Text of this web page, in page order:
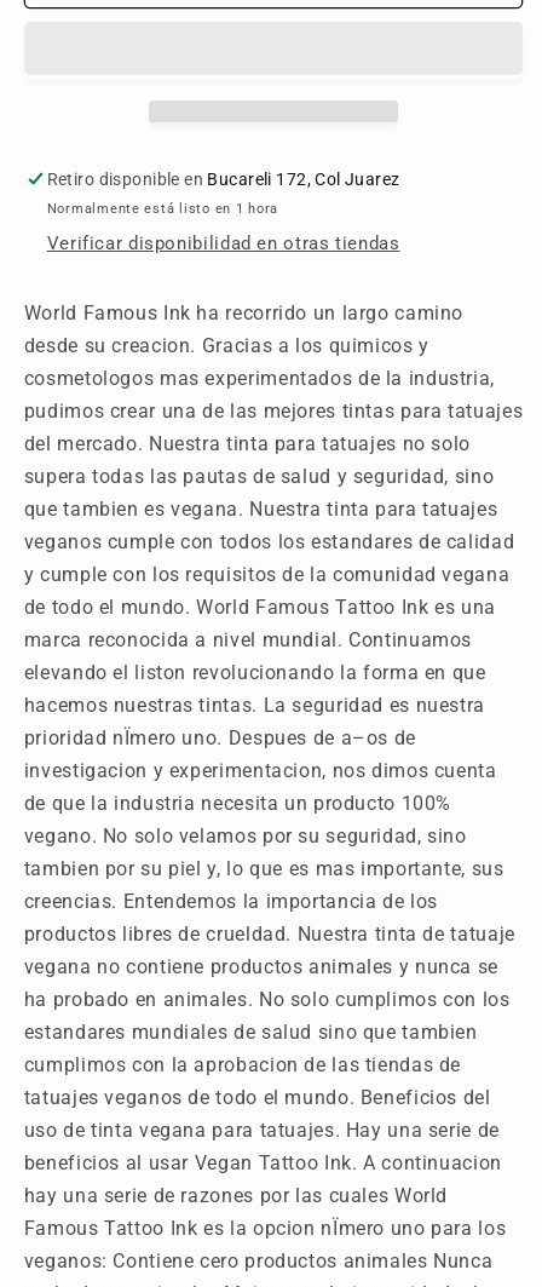
Retiro disponible en Bucareli 172, Col Juarez
Normalmente está listo en 1 hora
Verificar disponibilidad en otras tiendas
World Famous Ink ha recorrido un largo camino
desde su creacion. Gracias a los quimicos y
cosmetologos mas experimentados de la industria,
pudimos crear una de las mejores tintas para tatuajes
del mercado. Nuestra tinta para tatuajes no solo
supera todas las pautas de salud y seguridad, sino
que tambien es vegana. Nuestra tinta para tatuajes
veganos cumple con todos los estandares de calidad
y cumple con los requisitos de la comunidad vegana
de todo el mundo. World Famous Tattoo Ink es una
marca reconocida a nivel mundial. Continuamos
elevando el liston revolucionando la forma en que
hacemos nuestras tintas. La seguridad es nuestra
prioridad nÏmero uno. Despues de a–os de
investigacion y experimentacion, nos dimos cuenta
de que la industria necesita un producto 100%
vegano. No solo velamos por su seguridad, sino
tambien por su piel y, lo que es mas importante, sus
creencias. Entendemos la importancia de los
productos libres de crueldad. Nuestra tinta de tatuaje
vegana no contiene productos animales y nunca se
ha probado en animales. No solo cumplimos con los
estandares mundiales de salud sino que tambien
cumplimos con la aprobacion de las tiendas de
tatuajes veganos de todo el mundo. Beneficios del
uso de tinta vegana para tatuajes. Hay una serie de
beneficios al usar Vegan Tattoo Ink. A continuacion
hay una serie de razones por las cuales World
Famous Tattoo Ink es la opcion nÏmero uno para los
veganos: Contiene cero productos animales Nunca